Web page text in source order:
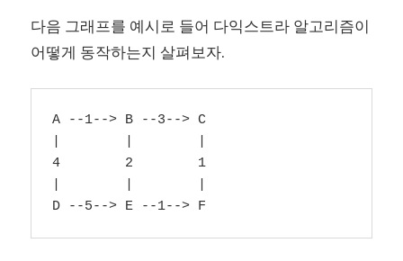
다음 그래프를 예시로 들어 다익스트라 알고리즘이
어떻게 동작하는지 살펴보자.
A --1--> B --3--> C
4        2        1
D --5--> E --1--> F